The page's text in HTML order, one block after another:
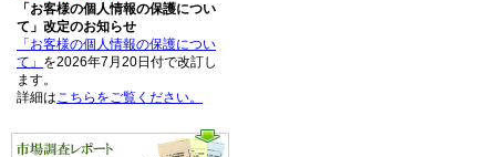
「お客様の個人情報の保護につい
て」改定のお知らせ
「お客様の個人情報の保護につい
て」 を2026年7月20日付で改訂し
ます。
詳細はこちらをご覧ください。
2026年06月15日